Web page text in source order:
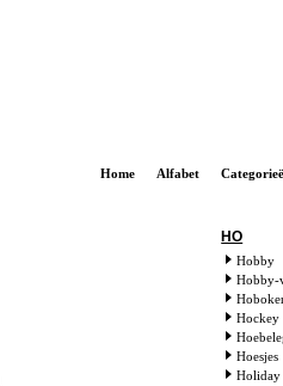
Home Alfabet
HO
Hobby
Hobby-
Hockey
Hoesjes
Holiday